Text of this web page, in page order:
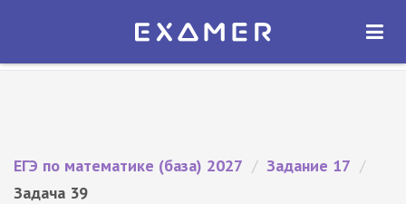
Экзамер — ЕГЭ 2027
ОТКРЫТЬ
ЕГЭ по математике (база) 2027 / Задание 17 /
Задача 39